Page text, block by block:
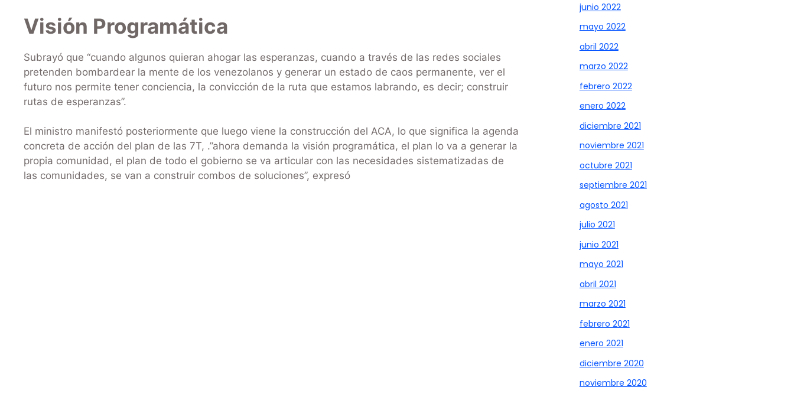
Visión Programática
Subrayó que “cuando algunos quieran ahogar las esperanzas, cuando a través de las redes sociales
pretenden bombardear la mente de los venezolanos y generar un estado de caos permanente, ver el
futuro nos permite tener conciencia, la convicción de la ruta que estamos labrando, es decir; construir
rutas de esperanzas”.
El ministro manifestó posteriormente que luego viene la construcción del ACA, lo que significa la agenda
concreta de acción del plan de las 7T, .”ahora demanda la visión programática, el plan lo va a generar la
propia comunidad, el plan de todo el gobierno se va articular con las necesidades sistematizadas de
las comunidades, se van a construir combos de soluciones”, expresó
junio 2022
mayo 2022
abril 2022
marzo 2022
febrero 2022
enero 2022
diciembre 2021
noviembre 2021
octubre 2021
septiembre 2021
agosto 2021
julio 2021
junio 2021
mayo 2021
abril 2021
marzo 2021
febrero 2021
enero 2021
diciembre 2020
noviembre 2020